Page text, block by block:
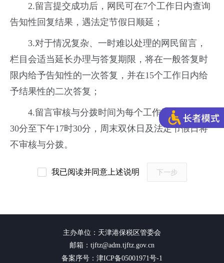
2.留言提交成功后，网民可在7个工作日内查询
告知性回复结果，遇法定节假日顺延；
3.对于情况复杂、一时难以处理的网民留言，
栏目会适当延长办理与答复期限，将在一般答复时
限内给予告知性的一次答复，并在15个工作日内给
予结果性的二次答复；
4.留言审核与分拨时间为每个工作日的上午8时
30分至下午17时30分，周末双休日及法定节假日将
不审核与分拨。
我已阅读并同意上述说明 下一步
主办单位：天津港保税区管委会
邮箱：tjftz@adm.tjftz.gov.cn
备案序号：津ICP备05001971号-1